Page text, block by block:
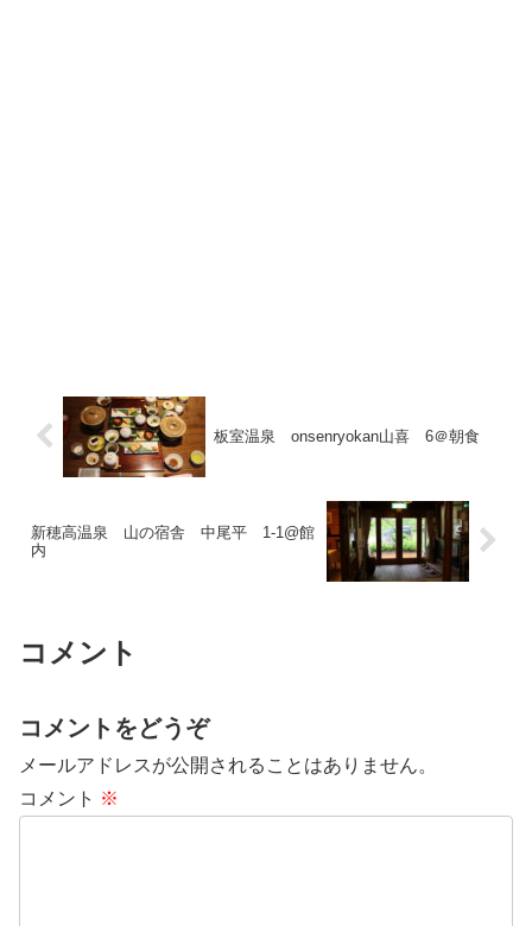
板室温泉 onsenryokan山喜 6＠朝食
新穂高温泉 山の宿舎 中尾平 1-1@館
内
コメント
コメントをどうぞ
メールアドレスが公開されることはありません。
コメント ※